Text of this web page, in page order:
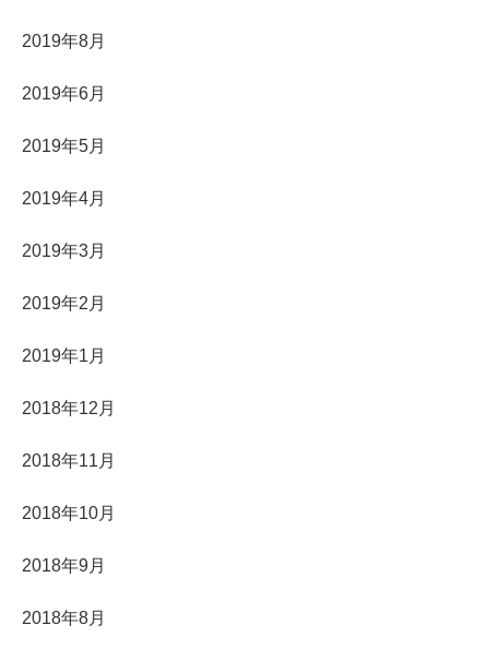
2019年8月
2019年6月
2019年5月
2019年4月
2019年3月
2019年2月
2019年1月
2018年12月
2018年11月
2018年10月
2018年9月
2018年8月